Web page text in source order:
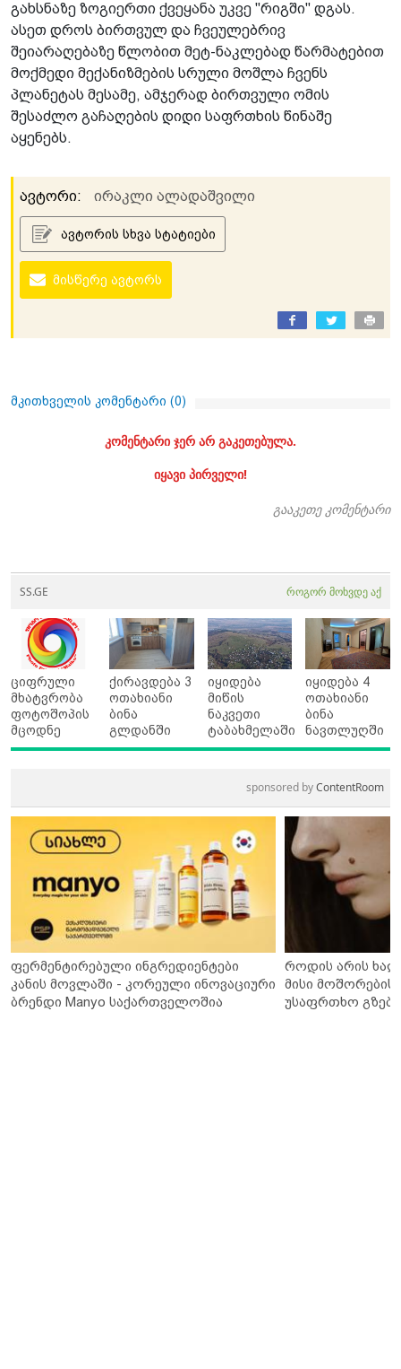
გახსნაზე ზოგიერთი ქვეყანა უკვე "რიგში" დგას.
ასეთ დროს ბირთვულ და ჩვეულებრივ
შეიარაღებაზე წლობით მეტ-ნაკლებად წარმატებით
მოქმედი მექანიზმების სრული მოშლა ჩვენს
პლანეტას მესამე, ამჯერად ბირთვული ომის
შესაძლო გაჩაღების დიდი საფრთხის წინაშე
აყენებს.
ავტორი: ირაკლი ალადაშვილი
ავტორის სხვა სტატიები
მისწერე ავტორს
მკითხველის კომენტარი (0)
კომენტარი ჯერ არ გაკეთებულა.
იყავი პირველი!
გააკეთე კომენტარი
SS.GE როგორ მოხვდე აქ
ციფრული
მხატვრობა
ფოტოშოპის
მცოდნე
ქირავდება 3
ოთახიანი
ბინა
გლდანში
იყიდება
მიწის
ნაკვეთი
ტაბახმელაში
იყიდება 4
ოთახიანი
ბინა
ნავთლუღში
sponsored byContentRoom
ფერმენტირებული ინგრედიენტები
კანის მოვლაში - კორეული ინოვაციური
ბრენდი Manyo საქართველოშია
როდის არის
მისი მოშორების
უსაფრთხო გზები